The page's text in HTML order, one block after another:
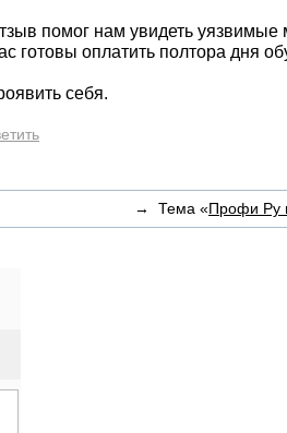
помог нам увидеть уязвимые
оплатить полтора дня
себя.
→ Тема «Профи Ру